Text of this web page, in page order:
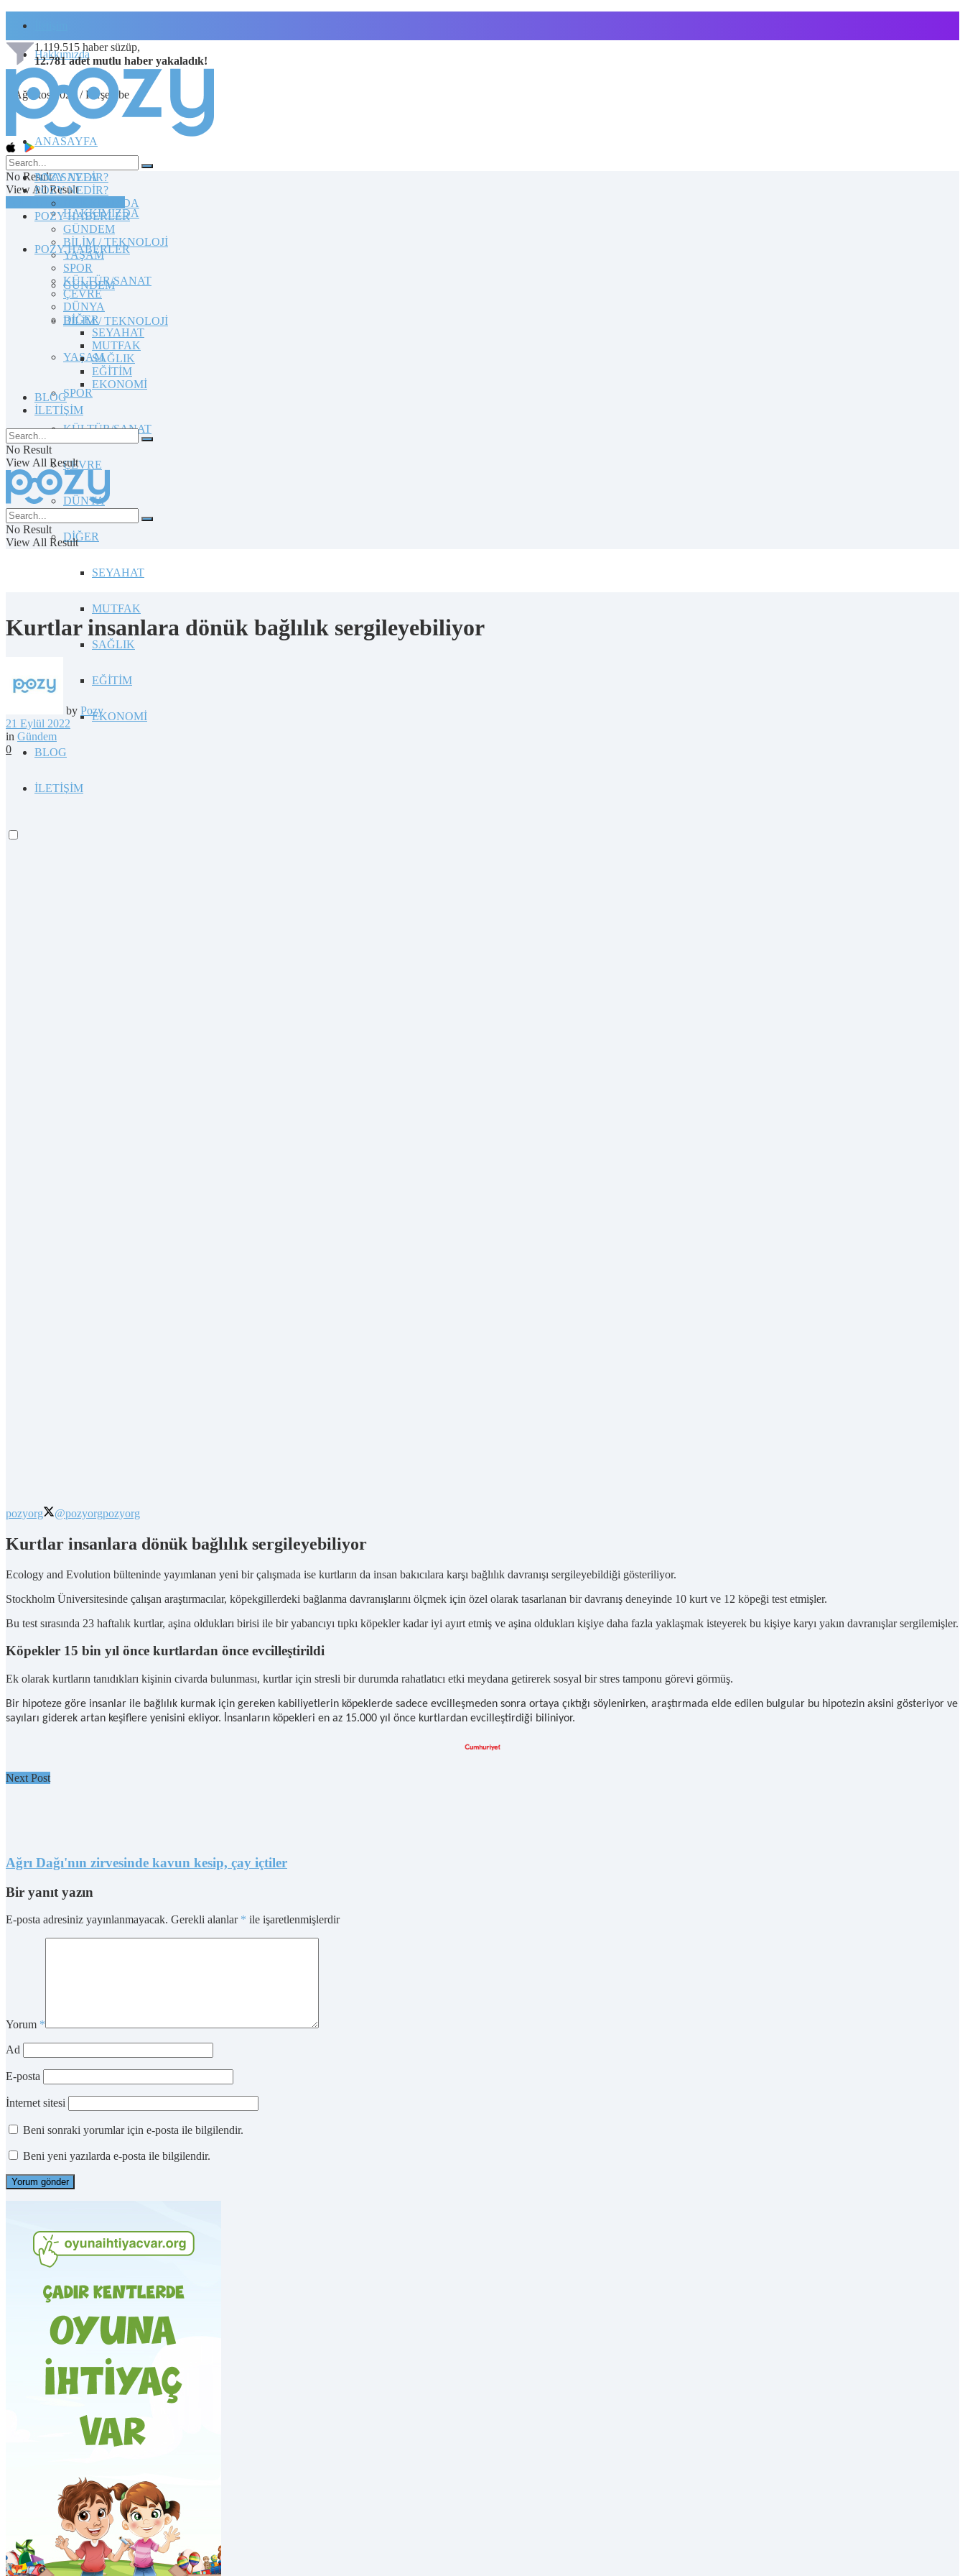
Hakkımızda
6 Ağustos 2026 / Perşembe
1.119.515 haber süzüp,
12.781 adet mutlu haber yakaladık!
No Result
View All Result
TOPLULUĞA KATILIN
ANASAYFA
POZY NEDİR?
HAKKIMIZDA
POZY HABERLER
GÜNDEM
BİLİM / TEKNOLOJİ
YAŞAM
SPOR
KÜLTÜR/SANAT
ÇEVRE
DÜNYA
DİĞER
SEYAHAT
MUTFAK
SAĞLIK
EĞİTİM
EKONOMİ
BLOG
İLETİŞİM
ANASAYFA
POZY NEDİR?
HAKKIMIZDA
POZY HABERLER
GÜNDEM
BİLİM / TEKNOLOJİ
YAŞAM
SPOR
KÜLTÜR/SANAT
ÇEVRE
DÜNYA
DİĞER
SEYAHAT
MUTFAK
SAĞLIK
EĞİTİM
EKONOMİ
BLOG
İLETİŞİM
No Result
View All Result
No Result
View All Result
Kurtlar insanlara dönük bağlılık sergileyebiliyor
by Pozy
21 Eylül 2022
in Gündem
0
pozyorg @pozyorgpozyorg
Kurtlar insanlara dönük bağlılık sergileyebiliyor
Ecology and Evolution bülteninde yayımlanan yeni bir çalışmada ise kurtların da insan bakıcılara karşı bağlılık davranışı sergileyebildiği gösteriliyor.
Stockholm Üniversitesinde çalışan araştırmacılar, köpekgillerdeki bağlanma davranışlarını ölçmek için özel olarak tasarlanan bir davranış deneyinde 10 kurt ve 12 köpeği test etmişler.
Bu test sırasında 23 haftalık kurtlar, aşina oldukları birisi ile bir yabancıyı tıpkı köpekler kadar iyi ayırt etmiş ve aşina oldukları kişiye daha fazla yaklaşmak isteyerek bu kişiye karyı yakın davranışlar sergilemişler.
Köpekler 15 bin yıl önce kurtlardan önce evcilleştirildi
Ek olarak kurtların tanıdıkları kişinin civarda bulunması, kurtlar için stresli bir durumda rahatlatıcı etki meydana getirerek sosyal bir stres tamponu görevi görmüş.
Bir hipoteze göre insanlar ile bağlılık kurmak için gereken kabiliyetlerin köpeklerde sadece evcilleşmeden sonra ortaya çıktığı söylenirken, araştırmada elde edilen bulgular bu hipotezin aksini gösteriyor ve
sayıları giderek artan keşiflere yenisini ekliyor. İnsanların köpekleri en az 15.000 yıl önce kurtlardan evcilleştirdiği biliniyor.
Next Post
Ağrı Dağı'nın zirvesinde kavun kesip, çay içtiler
Bir yanıt yazın
E-posta adresiniz yayınlanmayacak. Gerekli alanlar * ile işaretlenmişlerdir
Yorum *
Ad
E-posta
İnternet sitesi
Beni sonraki yorumlar için e-posta ile bilgilendir.
Beni yeni yazılarda e-posta ile bilgilendir.